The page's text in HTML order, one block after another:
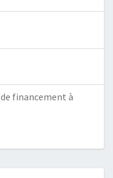
financement à